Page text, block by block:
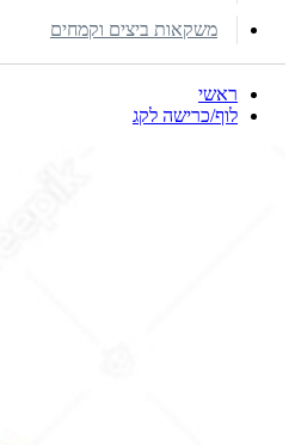
משקאות ביצים וקמחים
ראשי
לוף/כרישה לקג